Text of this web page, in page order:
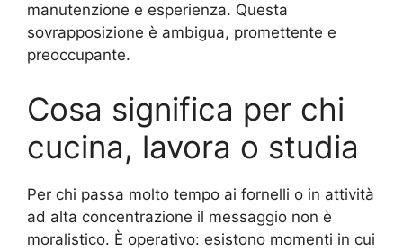
manutenzione e esperienza. Questa
sovrapposizione è ambigua, promettente e
preoccupante.
Cosa significa per chi
cucina, lavora o studia
Per chi passa molto tempo ai fornelli o in attività
ad alta concentrazione il messaggio non è
moralistico. È operativo: esistono momenti in cui